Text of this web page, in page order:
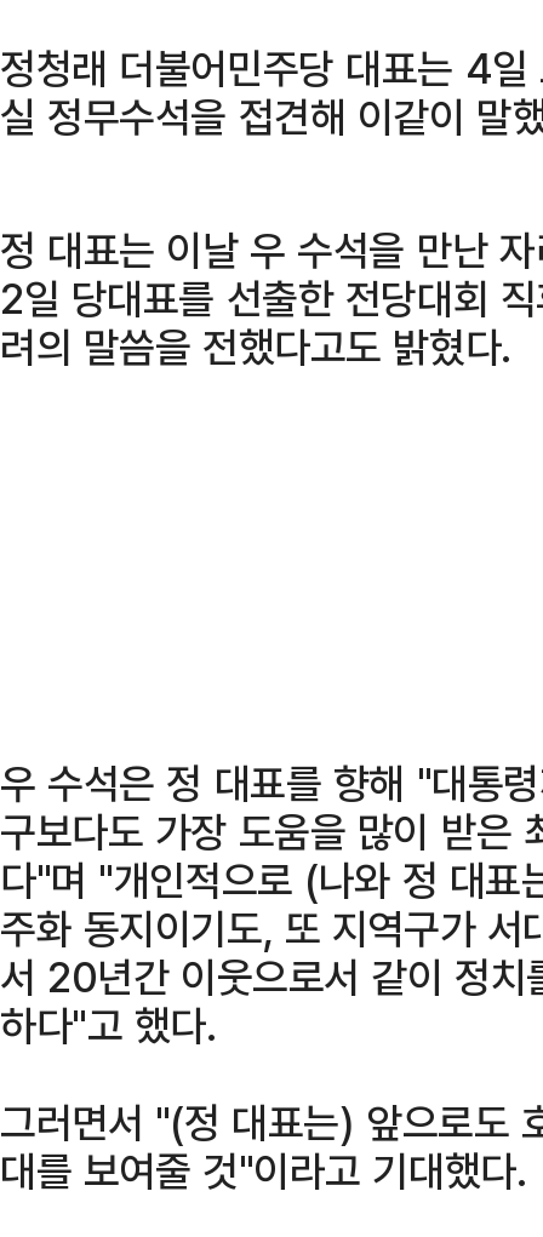
정청래 더불어민주당 대표는 4
실 정무수석을 접견해 이같이 말
정 대표는 이날 우 수석을 만난
2일 당대표를 선출한 전당대회
려의 말씀을 전했다고도 밝혔다.
우 수석은 정 대표를 향해 "대통
구보다도 가장 도움을 많이 받은
다"며 "개인적으로 (나와 정 대표
주화 동지이기도, 또 지역구가
서 20년간 이웃으로서 같이 정
하다"고 했다.
그러면서 "(정 대표는) 앞으로도
대를 보여줄 것"이라고 기대했다.